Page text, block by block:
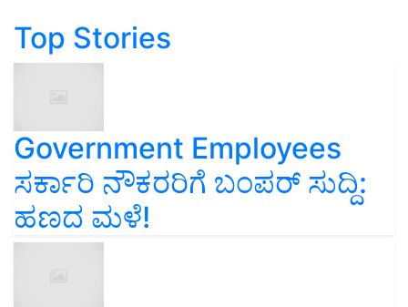
Top Stories
Government Employees
ಸರ್ಕಾರಿ ನೌಕರರಿಗೆ ಬಂಪರ್‌ ಸುದ್ದಿ:
ಹಣದ ಮಳೆ!